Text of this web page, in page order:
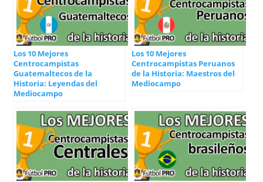
Los 10 Mejores
Centrocampistas
Guatemaltecos de la
Historia: Leyendas del
Mediocampo
Los 10 Mejores
Centrocampistas Peruanos
de la Historia: Maestros del
Mediocampo